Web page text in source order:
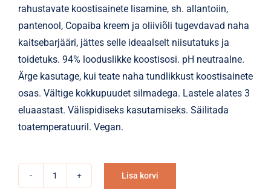
rahustavate koostisainete lisamine, sh. allantoiin,
pantenool, Copaiba kreem ja oliiviõli tugevdavad naha
kaitsebarjääri, jättes selle ideaalselt niisutatuks ja
toidetuks. 94% looduslikke koostisosi. pH neutraalne.
Ärge kasutage, kui teate naha tundlikkust koostisainete
osas. Vältige kokkupuudet silmadega. Lastele alates 3
eluaastast. Välispidiseks kasutamiseks. Säilitada
toatemperatuuril. Vegan.
Lisa korvi
Alternative: